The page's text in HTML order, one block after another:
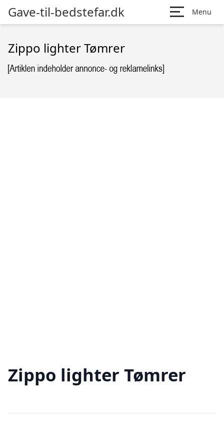
Gave-til-bedstefar.dk Menu
Zippo lighter Tømrer
Zippo lighter Tømrer